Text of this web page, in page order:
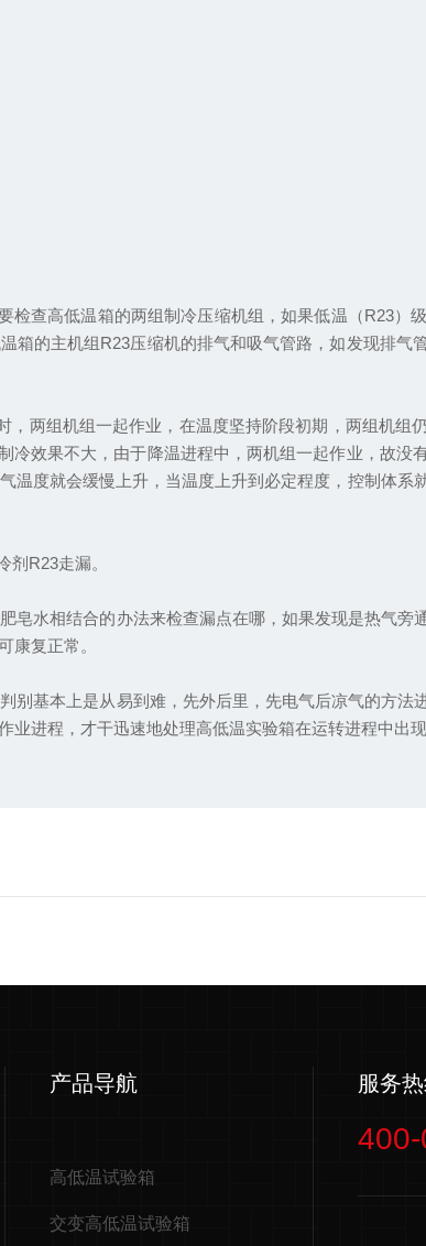
检查高低温箱的两组制冷压缩机组，如果低温（R23）
箱的主机组R23压缩机的排气和吸气管路，如发现排气
两组机组一起作业，在温度坚持阶段初期，两组机组
效果不大，由于降温进程中，两机组一起作业，故没
度就会缓慢上升，当温度上升到必定程度，控制体系
R23走漏。
水相结合的办法来检查漏点在哪，如果发现是热气旁
康复正常。
基本上是从易到难，先外后里，先电气后凉气的方法
进程，才干迅速地处理高低温实验箱在运转进程中出现
产品导航
高低温试验箱
交变高低温试验箱
服务